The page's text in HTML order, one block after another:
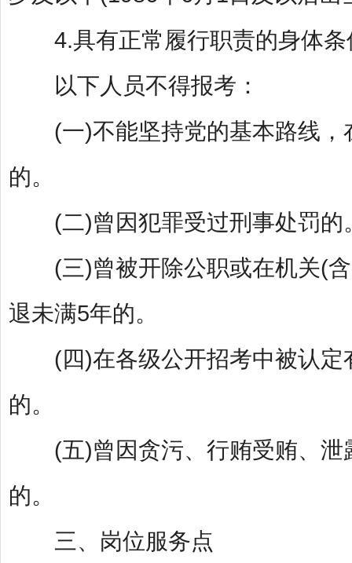
4.具有正常履行职责的身体条
以下人员不得报考：
(一)不能坚持党的基本路线，
的。
(二)曾因犯罪受过刑事处罚的
(三)曾被开除公职或在机关(
退未满5年的。
(四)在各级公开招考中被认定
的。
(五)曾因贪污、行贿受贿、泄
的。
三、岗位服务点